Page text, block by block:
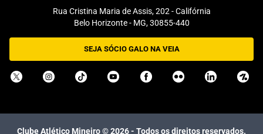
Rua Cristina Maria de Assis, 202 - Califórnia
Belo Horizonte - MG, 30855-440
SEJA SÓCIO GALO NA VEIA
Clube Atlético Mineiro ©2026- Todos os direitos reservados.